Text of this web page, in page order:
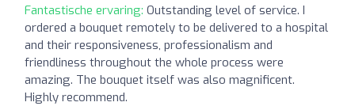
Fantastische ervaring: Outstanding level of service. I
ordered a bouquet remotely to be delivered to a hospital
and their responsiveness, professionalism and
friendliness throughout the whole process were
amazing. The bouquet itself was also magnificent.
Highly recommend.